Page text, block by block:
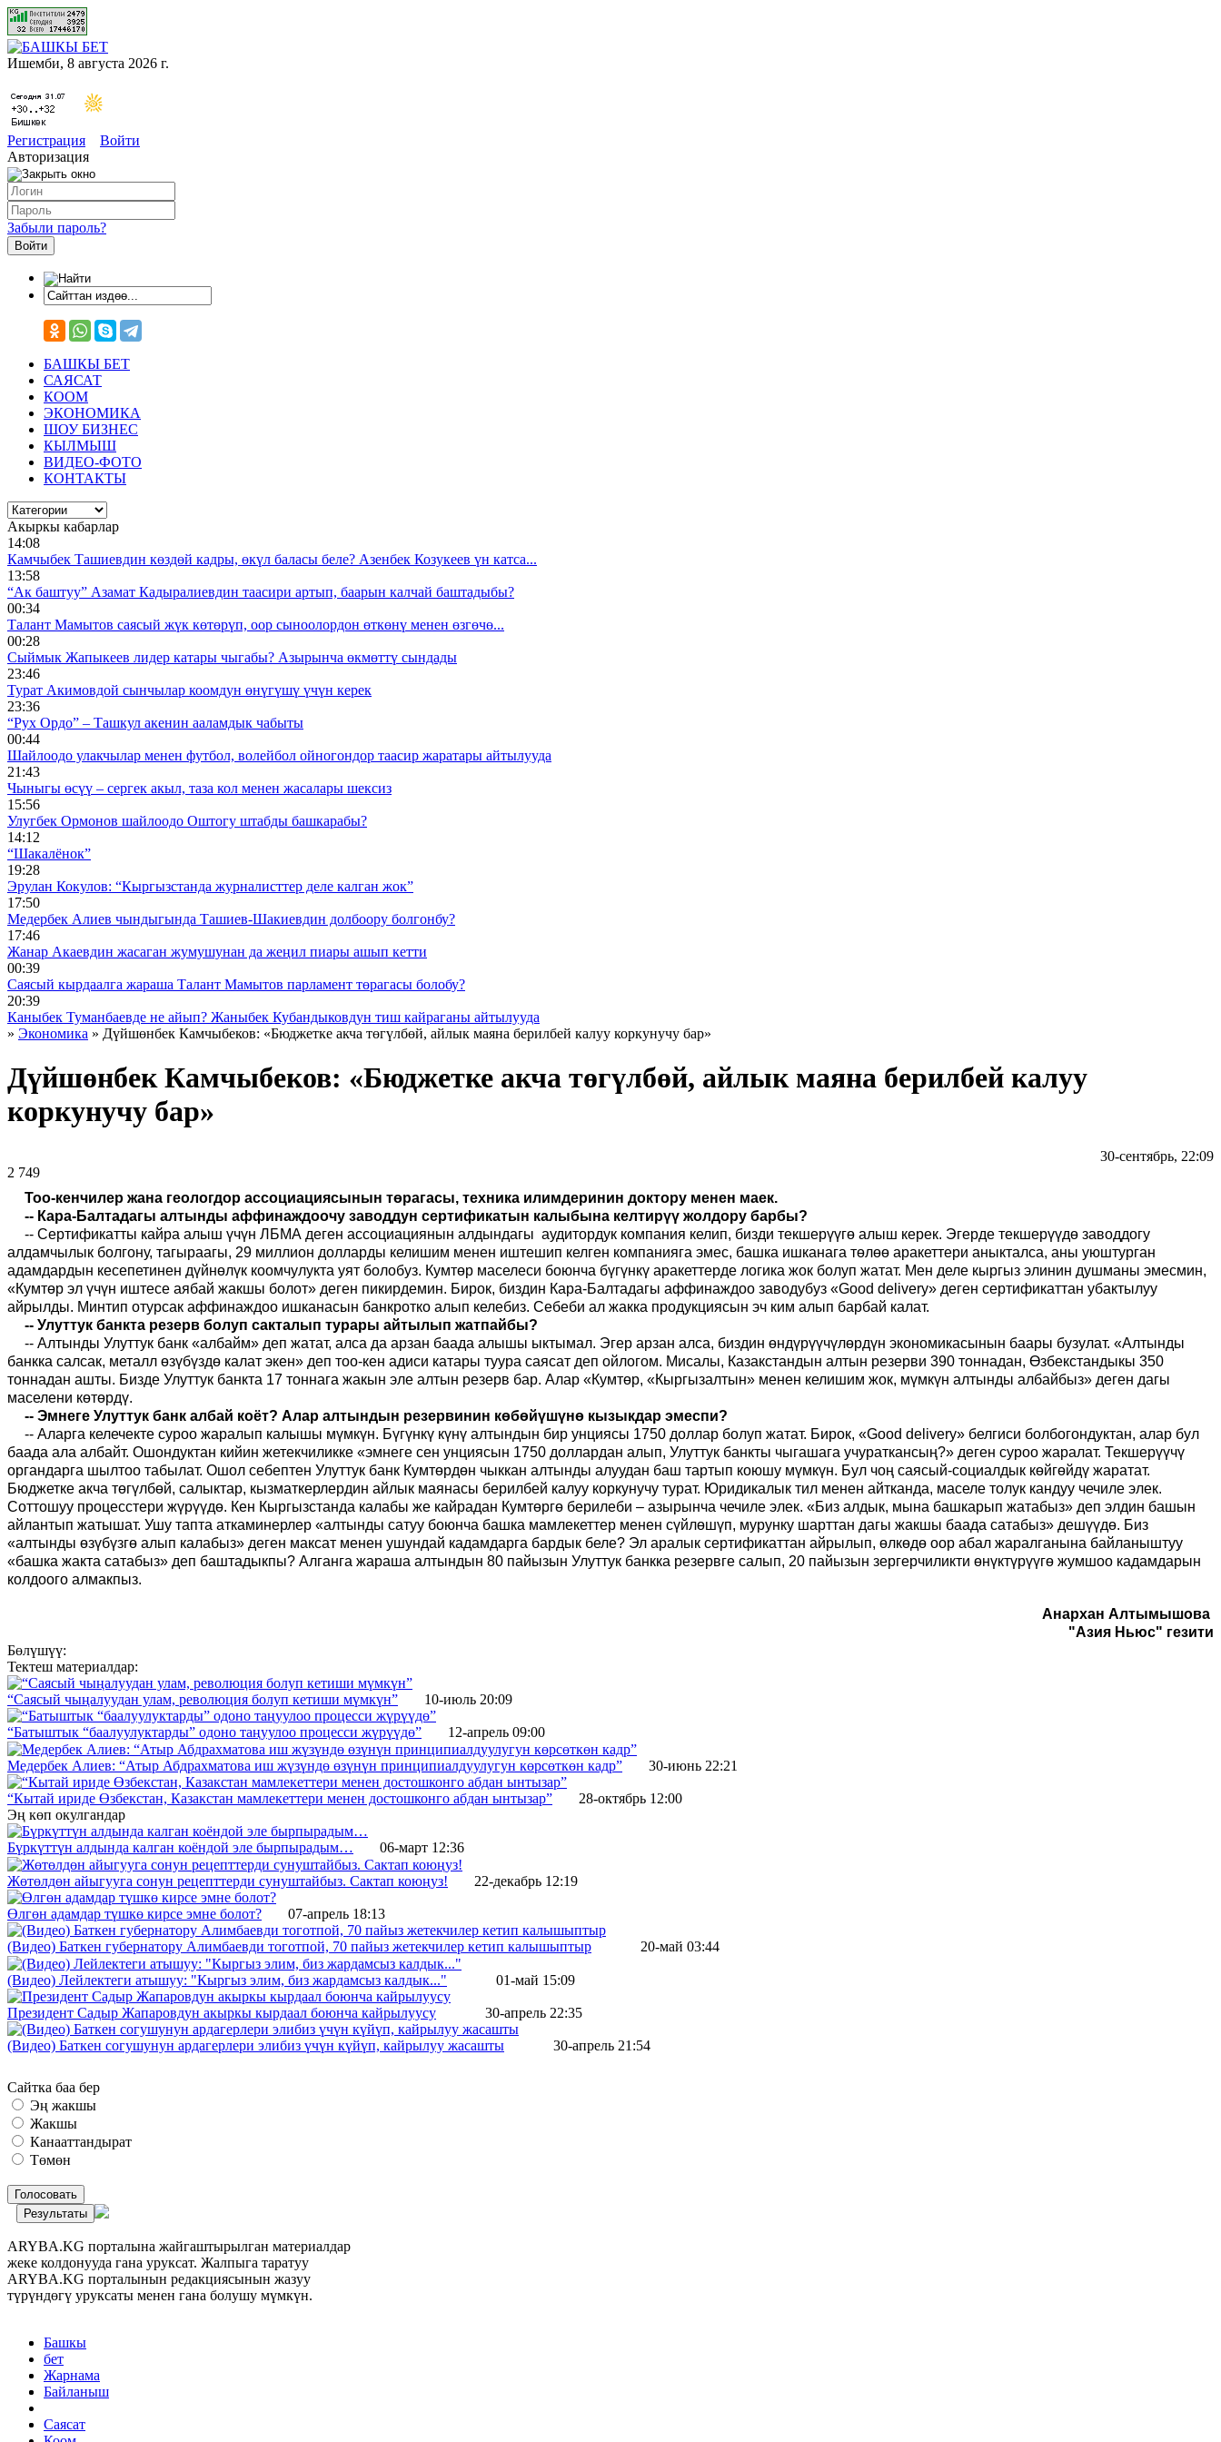
Ишемби, 8 августа 2026 г.
Регистрация
Войти
Авторизация
Забыли пароль?
БАШКЫ БЕТ
САЯСАТ
КООМ
ЭКОНОМИКА
ШОУ БИЗНЕС
КЫЛМЫШ
ВИДЕО-ФОТО
КОНТАКТЫ
Акыркы кабарлар
14:08
Камчыбек Ташиевдин көздөй кадры, өкүл баласы беле? Азенбек Козукеев үн катса...
13:58
“Ак баштуу” Азамат Кадыралиевдин таасири артып, баарын калчай баштадыбы?
00:34
Талант Мамытов саясый жүк көтөрүп, оор сыноолордон өткөнү менен өзгөчө...
00:28
Сыймык Жапыкеев лидер катары чыгабы? Азырынча өкмөттү сындады
23:46
Турат Акимовдой сынчылар коомдун өнүгүшү үчүн керек
23:36
“Рух Ордо” – Ташкул акенин ааламдык чабыты
00:44
Шайлоодо улакчылар менен футбол, волейбол ойногондор таасир жаратары айтылууда
21:43
Чыныгы өсүү – сергек акыл, таза кол менен жасалары шексиз
15:56
Улугбек Ормонов шайлоодо Оштогу штабды башкарабы?
14:12
“Шакалёнок”
19:28
Эрулан Кокулов: “Кыргызстанда журналисттер деле калган жок”
17:50
Медербек Алиев чындыгында Ташиев-Шакиевдин долбоору болгонбу?
17:46
Жанар Акаевдин жасаган жумушунан да жеңил пиары ашып кетти
00:39
Саясый кырдаалга жараша Талант Мамытов парламент төрагасы болобу?
20:39
Каныбек Туманбаевде не айып? Жаныбек Кубандыковдун тиш кайраганы айтылууда
» Экономика » Дүйшөнбек Камчыбеков: «Бюджетке акча төгүлбөй, айлык маяна берилбей калуу коркунучу бар»
Дүйшөнбек Камчыбеков: «Бюджетке акча төгүлбөй, айлык маяна берилбей калуу
коркунучу бар»
30-сентябрь, 22:09
2 749 ᠌ ᠌ ᠌ ᠌᠌ ᠌ ᠌᠌
Тоо-кенчилер жана геологдор ассоциациясынын төрагасы, техника илимдеринин доктору менен маек.
-- Кара-Балтадагы алтынды аффинаждоочу заводдун сертификатын калыбына келтирүү жолдору барбы?
-- Сертификатты кайра алыш үчүн ЛБМА деген ассоциациянын алдындагы аудитордук компания келип, бизди текшерүүгө алыш керек. Эгерде текшерүүдө заводдогу
алдамчылык болгону, тагыраагы, 29 миллион долларды келишим менен иштешип келген компанияга эмес, башка ишканага төлөө аракеттери аныкталса, аны уюштурган
адамдардын кесепетинен дүйнөлүк коомчулукта уят болобуз. Кумтөр маселеси боюнча бүгүнкү аракеттерде логика жок болуп жатат. Мен деле кыргыз элинин душманы эмесмин,
«Кумтөр эл үчүн иштесе аябай жакшы болот» деген пикирдемин. Бирок, биздин Кара-Балтадагы аффинаждоо заводубуз «Good delivery» деген сертификаттан убактылуу
айрылды. Минтип отурсак аффинаждоо ишканасын банкротко алып келебиз. Себеби ал жакка продукциясын эч ким алып барбай калат.
-- Улуттук банкта резерв болуп сакталып турары айтылып жатпайбы?
-- Алтынды Улуттук банк «албайм» деп жатат, алса да арзан баада алышы ыктымал. Эгер арзан алса, биздин өндүрүүчүлөрдүн экономикасынын баары бузулат. «Алтынды
банкка салсак, металл өзүбүздө калат экен» деп тоо-кен адиси катары туура саясат деп ойлогом. Мисалы, Казакстандын алтын резерви 390 тоннадан, Өзбекстандыкы 350
тоннадан ашты. Бизде Улуттук банкта 17 тоннага жакын эле алтын резерв бар. Алар «Кумтөр, «Кыргызалтын» менен келишим жок, мүмкүн алтынды албайбыз» деген дагы
маселени көтөрдү.
-- Эмнеге Улуттук банк албай коёт? Алар алтындын резервинин көбөйүшүнө кызыкдар эмеспи?
-- Аларга келечекте суроо жаралып калышы мүмкүн. Бүгүнкү күнү алтындын бир унциясы 1750 доллар болуп жатат. Бирок, «Good delivery»белгиси болбогондуктан, алар бул
баада ала албайт. Ошондуктан кийин жетекчиликке «эмнеге сен унциясын 1750 доллардан алып, Улуттук банкты чыгашага учураткансың?» деген суроо жаралат. Текшерүүчү
органдарга шылтоо табылат. Ошол себептен Улуттук банк Кумтөрдөн чыккан алтынды алуудан баш тартып коюшу мүмкүн. Бул чоң саясый-социалдык көйгөйдү жаратат.
Бюджетке акча төгүлбөй, салыктар, кызматкерлердин айлык маянасы берилбей калуу коркунучу турат. Юридикалык тил менен айтканда, маселе толук кандуу чечиле элек.
Соттошуу процесстери жүрүүдө. Кен Кыргызстанда калабы же кайрадан Кумтөргө берилеби – азырынча чечиле элек. «Биз алдык, мына башкарып жатабыз» деп элдин башын
айлантып жатышат. Ушу тапта аткаминерлер «алтынды сатуу боюнча башка мамлекеттер менен сүйлөшүп, мурунку шарттан дагы жакшы баада сатабыз» дешүүдө. Биз
«алтынды өзүбүзгө алып калабыз» деген максат менен ушундай кадамдарга бардык беле? Эл аралык сертификаттан айрылып, өлкөдө оор абал жаралганына байланыштуу
«башка жакта сатабыз» деп баштадыкпы? Алганга жараша алтындын 80 пайызын Улуттук банкка резервге салып, 20 пайызын зергерчиликти өнүктүрүүгө жумшоо кадамдарын
колдоого алмакпыз.
Анархан Алтымышова
"Азия Ньюс" гезити
Бөлүшүү:
Тектеш материалдар:
“Саясый чыңалуудан улам, революция болуп кетиши мүмкүн” 10-июль 20:09
“Батыштык “баалуулуктарды” одоно таңуулоо процесси жүрүүдө” 12-апрель 09:00
Медербек Алиев: “Атыр Абдрахматова иш жүзүндө өзүнүн принципиалдуулугун көрсөткөн кадр” 30-июнь 22:21
“Кытай ириде Өзбекстан, Казакстан мамлекеттери менен достошконго абдан ынтызар”
28-октябрь 12:00
Эң көп окулгандар
Бүркүттүн алдында калган коёндой эле бырпырадым… 06-март 12:36
Жөтөлдөн айыгууга сонун рецепттерди сунуштайбыз. Сактап коюңуз! 22-декабрь 12:19
Өлгөн адамдар түшкө кирсе эмне болот? 07-апрель 18:13
(Видео) Баткен губернатору Алимбаевди тоготпой, 70 пайыз жетекчилер кетип калышыптыр 20-май 03:44
(Видео) Лейлектеги атышуу: "Кыргыз элим, биз жардамсыз калдык..." 01-май 15:09
Президент Садыр Жапаровдун акыркы кырдаал боюнча кайрылуусу 30-апрель 22:35
(Видео) Баткен согушунун ардагерлери элибиз үчүн күйүп, кайрылуу жасашты 30-апрель 21:54
Сайтка баа бер
Эң жакшы
Жакшы
Канааттандырат
Төмөн
Голосовать
Результаты
ARYBA.KG порталына жайгаштырылган материалдар
жеке колдонууда гана уруксат. Жалпыга таратуу
ARYBA.KG порталынын редакциясынын жазуу
түрүндөгү уруксаты менен гана болушу мүмкүн.
Башкы
бет
Жарнама
Байланыш
Саясат